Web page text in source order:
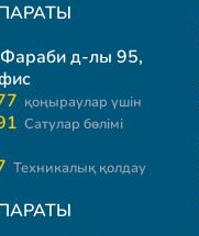
д-лы 95,
қоңыраулар үшін
Сатулар бөлімі
Техникалық қолдау